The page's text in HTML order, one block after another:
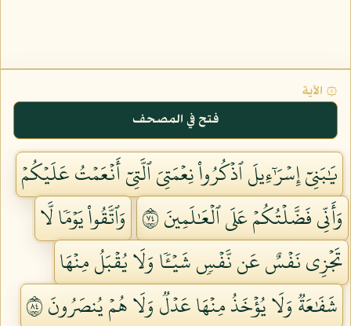
۞ الآية
فتح في المصحف
يَٰبَنِيٓ إِسۡرَٰٓءِيلَ ٱذۡكُرُواْ نِعۡمَتِيَ ٱلَّتِيٓ أَنۡعَمۡتُ عَلَيۡكُمۡ
وَأَنِّي فَضَّلۡتُكُمۡ عَلَى ٱلۡعَٰلَمِينَ ٤٧
وَٱتَّقُواْ يَوۡمٗا لَّا
تَجۡزِي نَفۡسٌ عَن نَّفۡسٖ شَيۡـٔٗا وَلَا يُقۡبَلُ مِنۡهَا
شَفَٰعَةٞ وَلَا يُؤۡخَذُ مِنۡهَا عَدۡلٞ وَلَا هُمۡ يُنصَرُونَ ٤٨